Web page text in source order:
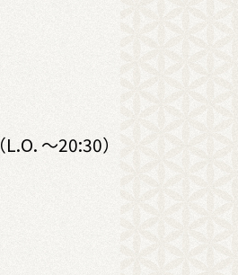
（L.O. ～20:30）